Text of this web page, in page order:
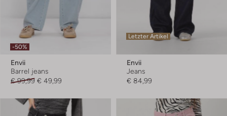
-50%
Envii
Barrel jeans
€ 99,99 € 49,99
Letzter Artikel
Envii
Jeans
€ 84,99